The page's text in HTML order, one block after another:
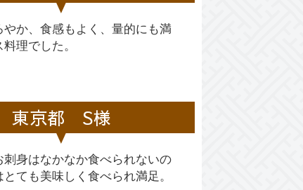
やか、食感もよく、量的にも満
理でした。
東京都 S様
刺身はなかなか食べられないの
ても美味しく食べられ満足。